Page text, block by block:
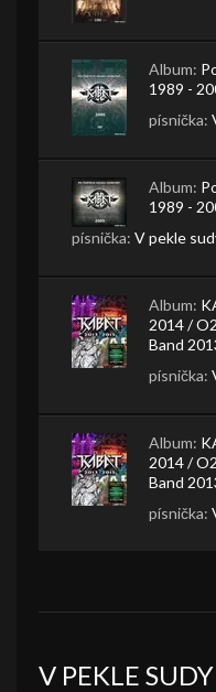
Album:
1989 -
písnička:
Album:
1989 -
písnička: V pekle
Album:
2014 /
Band
písnička:
Album:
2014 /
Band
písnička:
V PEKLE